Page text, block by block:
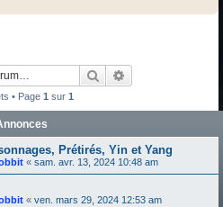
Rechercher
• Page 1 sur 1
Prétirés, Yin et Yang
« sam. avr. 13, 2024 10:48 am
« ven. mars 29, 2024 12:53 am